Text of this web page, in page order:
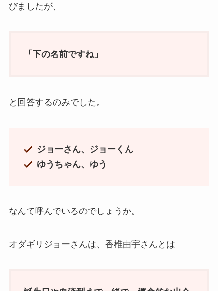
びましたが、
「下の名前ですね」
と回答するのみでした。
ジョーさん、ジョーくん
ゆうちゃん、ゆう
なんて呼んでいるのでしょうか。
オダギリジョーさんは、香椎由宇さんとは